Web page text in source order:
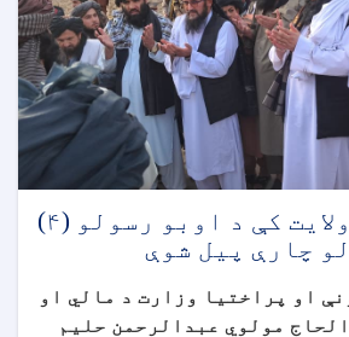
په دایکندي ولایت کې د اوبو رسولو (۴)
چارې پیل شوې
او پراختیا وزارت د مالي او
مولوي عبدالرحمن حلیم